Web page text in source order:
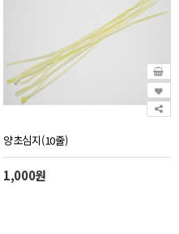
양초심지(10줄)
1,000원